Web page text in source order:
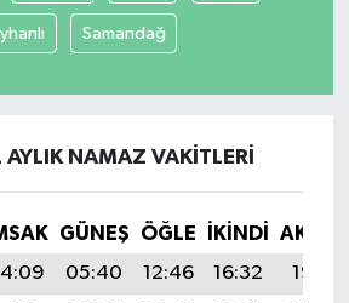
Samandağ
AYLIK NAMAZ VAKITLERI
GÜNEŞ ÖĞLE İKINDI
05:40 12:46 16:32
19:41